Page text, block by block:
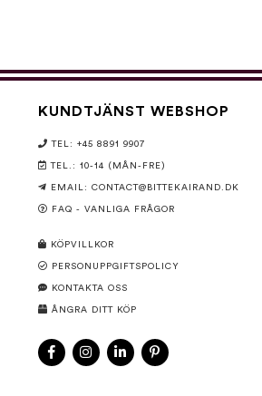
KUNDTJÄNST WEBSHOP
TEL: +45 8891 9907
TEL.: 10-14 (MÅN-FRE)
EMAIL: CONTACT@BITTEKAIRAND.DK
FAQ - VANLIGA FRÅGOR
KÖPVILLKOR
PERSONUPPGIFTSPOLICY
KONTAKTA OSS
ÅNGRA DITT KÖP